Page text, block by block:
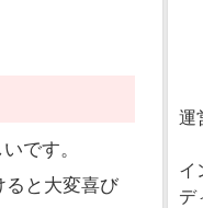
です。
ると大変喜び
運
イ
デ